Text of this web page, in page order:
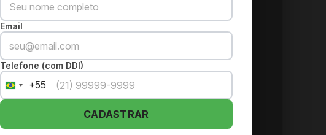
Email
Telefone (com DDI)
Brazil
+55
+55
CADASTRAR